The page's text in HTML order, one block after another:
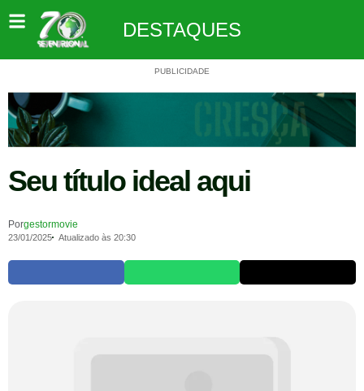
DESTAQUES
PUBLICIDADE
Seu título ideal aqui
Porgestormovie
23/01/2025 Atualizado às 20:30